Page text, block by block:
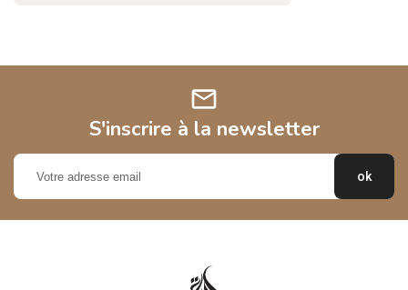
mail
S'inscrire à la newsletter